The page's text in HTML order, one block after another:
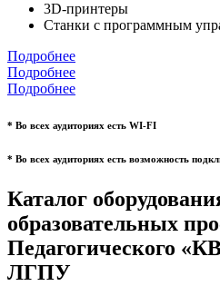
3D-принтеры
Станки с программным
Подробнее
Подробнее
Подробнее
* Во всех аудиториях есть WI-FI
* Во всех аудиториях есть возможность
Каталог
образовательных
Педагогического
ЛГПУ